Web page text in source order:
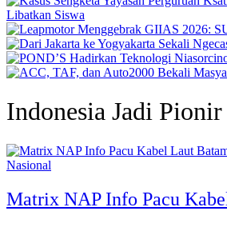
Libatkan Siswa
Indonesia Jadi
Nasional
Matrix NAP Info Pacu